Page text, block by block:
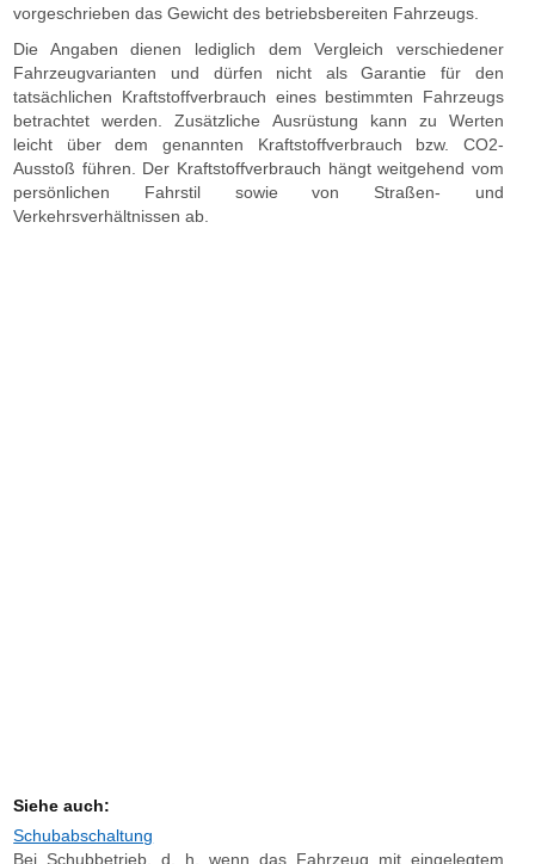
vorgeschrieben das Gewicht des betriebsbereiten Fahrzeugs.
Die Angaben dienen lediglich dem Vergleich verschiedener
Fahrzeugvarianten und dürfen nicht als Garantie für den
tatsächlichen Kraftstoffverbrauch eines bestimmten Fahrzeugs
betrachtet werden. Zusätzliche Ausrüstung kann zu Werten
leicht über dem genannten Kraftstoffverbrauch bzw. CO2-
Ausstoß führen. Der Kraftstoffverbrauch hängt weitgehend vom
persönlichen Fahrstil sowie von Straßen- und
Verkehrsverhältnissen ab.
Siehe auch:
Schubabschaltung
Bei Schubbetrieb, d. h. wenn das Fahrzeug mit eingelegtem